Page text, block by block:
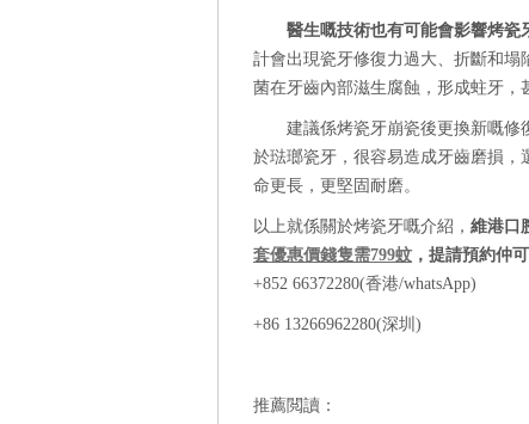
醫生嘅技術也有可能會影響烤瓷
計會出現瓷牙修復力過大、折斷和塌
菌在牙齒內部滋生腐蝕，形成蛀牙，
建議係烤瓷牙崩瓷後更換新嘅修
於琺瑯瓷牙，很容易造成牙齒磨損
命更長，更堅固耐磨。
以上就係關於烤瓷牙嘅介紹， 維港口
套優惠價錢隻需799蚊 ，提請預約仲
+852 66372280(香港/whatsApp)
+86 13266962280(深圳)
推薦閲讀：